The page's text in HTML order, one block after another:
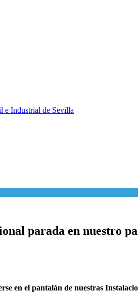
e Industrial de Sevilla
parada en nuestro
en el pantalán de nuestras